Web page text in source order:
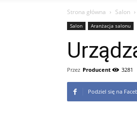
Strona główna Salon
Salon Aranżacja salonu
Przez Producent 3281
Podziel się na